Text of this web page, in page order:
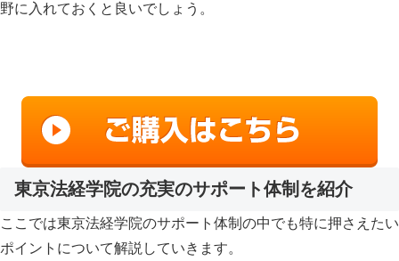
野に入れておくと良いでしょう。
東京法経学院の充実のサポート体制を紹介
ここでは東京法経学院のサポート体制の中でも特に押さえたい
ポイントについて解説していきます。